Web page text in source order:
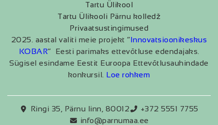
Tartu Ülikool
Tartu Ülikooli Pärnu kolledž
Privaatsustingimused
2025. aastal valiti meie projekt “Innovatsioonikeskus
KOBAR” Eesti parimaks ettevõtluse edendajaks.
Sügisel esindame Eestit Euroopa Ettevõtlusauhindade
konkursil. Loe rohkem
Ringi 35, Pärnu linn, 80012
+372 5551 7755
info@parnumaa.ee